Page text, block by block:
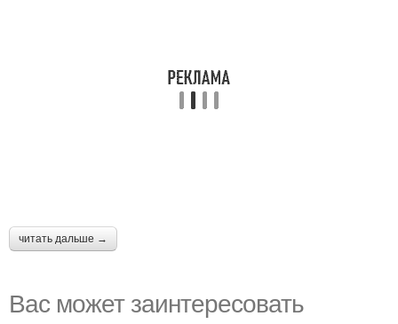
читать дальше →
Вас может заинтересовать